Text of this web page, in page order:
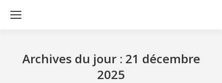
Archives du jour : 21 décembre
2025